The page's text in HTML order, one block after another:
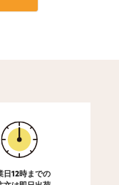
日12時までの